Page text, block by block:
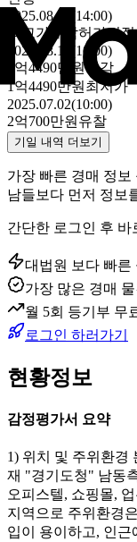
2025.08.26(14:00)
최고가매각허가결정
2025.08.19(10:00)
1억4490만원매각
1억4490만원 최저가
2025.07.02(10:00)
2억700만원 유찰
기일 내역 더보기
가장 빠른 경매 정보
남들보다 먼저 정보
간단한 로그인 후
대법원 보다 빠른
가장 많은 경매
월 5회 등기부 무
로그인 하러가기
현황정보
감정평가서 요약
1) 위치 및 주위환경
재 "경기도청" 남동
오피스텔, 쇼핑몰,
지역으로 주위환경
입이 용이하고, 인